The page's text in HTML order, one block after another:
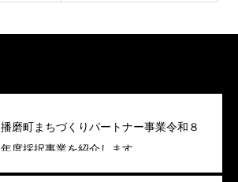
播磨町まちづくりパートナー事業令和８
年度採択事業を紹介します